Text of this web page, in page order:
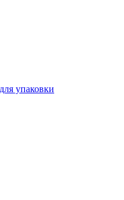
упаковки